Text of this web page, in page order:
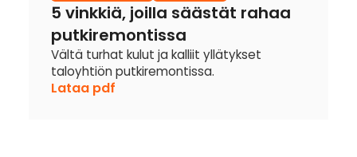
5 vinkkiä, joilla säästät rahaa
putkiremontissa
Vältä turhat kulut ja kalliit yllätykset
taloyhtiön putkiremontissa.
Lataa pdf